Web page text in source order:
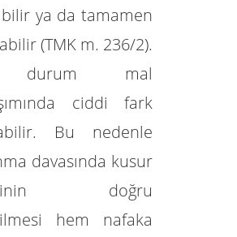
ya da tamamen
(TMK m. 236/2).
durum mal
ciddi fark
Bu nedenle
davasında kusur
doğru
hem nafaka